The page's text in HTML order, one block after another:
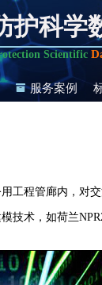
护科学
Scientific
服务案例
程管廊内，对交
如荷兰